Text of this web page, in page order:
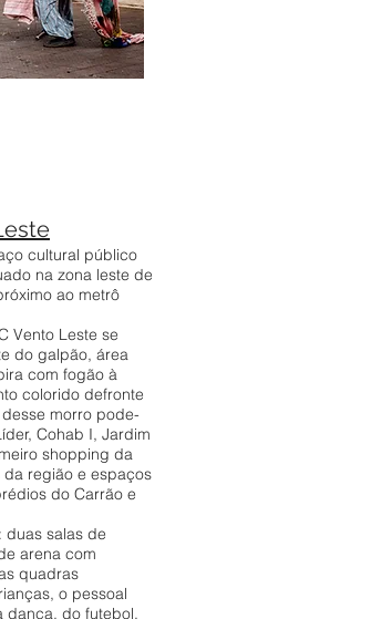
cultural público
na zona leste de
ao metrô
Vento Leste se
do galpão, área
com fogão à
colorido defronte
morro pode-
Cohab I, Jardim
shopping da
da região e espaços
do Carrão e
duas salas de
arena com
quadras
o pessoal
dança, do futebol,